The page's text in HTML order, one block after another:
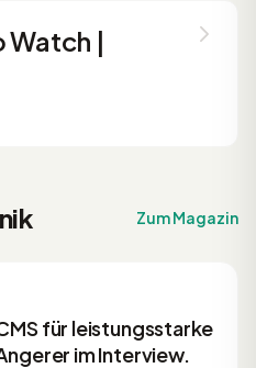
Watch |
Zum Magazin
für leistungsstarke
im Interview.